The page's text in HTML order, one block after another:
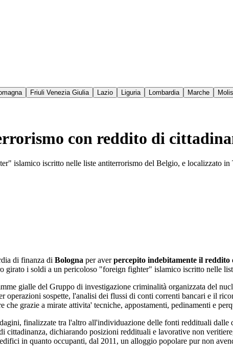
Friuli Venezia Giulia Lazio Liguria Lombardia Marche
con reddito di
islamico iscritto nelle liste antiterrorismo del Belgio, e localizzato in
di finanza di Bologna per averpercepito indebitamente il reddito
girato i soldi a un pericoloso "foreign fighter" islamico iscritto nelle
gialle del Gruppo di investigazione criminalità organizzata del
operazioni sospette, l'analisi dei flussi di conti correnti bancari e il
grazie a mirate attivita' tecniche, appostamenti, pedinamenti e
finalizzate tra l'altro all'individuazione delle fonti reddituali dalle
cittadinanza, dichiarando posizioni reddituali e lavorative non
in quanto occupanti, dal 2011, un alloggio popolare pur non